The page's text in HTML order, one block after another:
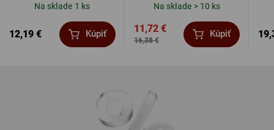
Na sklade 1 ks
12,19 € Kúpiť
Na sklade > 10 ks
16,38 €
11,72 € Kúpiť